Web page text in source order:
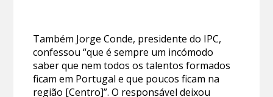
Também Jorge Conde, presidente do IPC,
confessou “que é sempre um incómodo
saber que nem todos os talentos formados
ficam em Portugal e que poucos ficam na
região [Centro]”. O responsável deixou